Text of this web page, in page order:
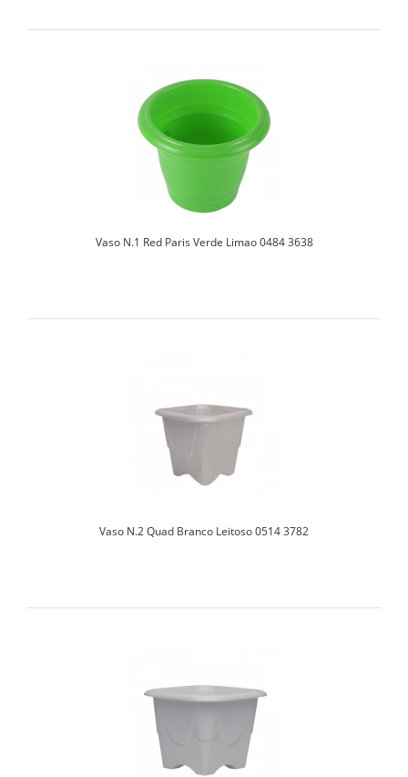
Vaso N.1 Red Paris Verde Limao 0484 3638
Vaso N.2 Quad Branco Leitoso 0514 3782